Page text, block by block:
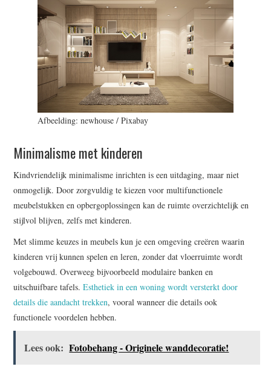
Afbeelding: newhouse / Pixabay
Minimalisme met kinderen
Kindvriendelijk minimalisme inrichten is een uitdaging, maar niet
onmogelijk. Door zorgvuldig te kiezen voor multifunctionele
meubelstukken en opbergoplossingen kan de ruimte overzichtelijk en
stijlvol blijven, zelfs met kinderen.
Met slimme keuzes in meubels kun je een omgeving creëren waarin
kinderen vrij kunnen spelen en leren, zonder dat vloerruimte wordt
volgebouwd. Overweeg bijvoorbeeld modulaire banken en
uitschuifbare tafels.Esthetiek in een woning wordt versterkt door
details die aandacht trekken, vooral wanneer die details ook
functionele voordelen hebben.
Lees ook: Fotobehang - Originele wanddecoratie!